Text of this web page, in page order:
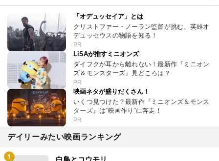
「オデュッセイア」とは
クリストファー・ノーラン監督が挑む、英雄オ
デュッセウスの物語を知る！
PR
LiSAが推すミニオンズ
ダイフクが耳から離れない！最新作『ミニオン
ズ＆モンスターズ』見どころは？
PR
映画ネタが盛りだくさん！
いくつ見つけた？最新作『ミニオンズ＆モンス
ターズ』は“映画作り”に奔走！
PR
デイリーみたい映画ランキング
白鳥とコウモリ